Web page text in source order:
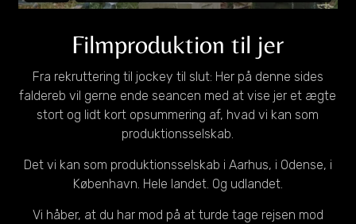
Filmproduktion til jer
Fra rekruttering til jockey til slut: Her på denne sides
faldereb vil gerne ende seancen med at vise jer et ægte
stort og lidt kort opsummering af, hvad vi kan som
produktionsselskab.
Det vi kan som produktionsselskab i Aarhus, i Odense, i
København. Hele landet. Og udlandet.
Vi håber, at du har mod på at turde tage rejsen mod